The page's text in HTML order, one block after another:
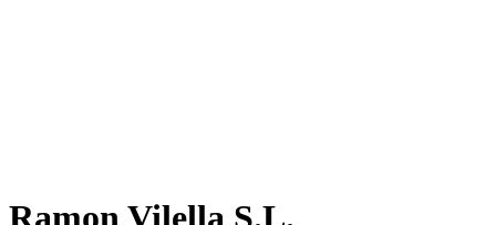
Ramon Vilella S.L.